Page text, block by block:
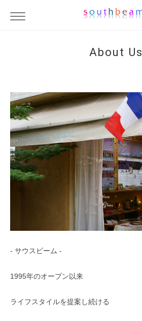
About Us
- サウスビーム -
1995年のオープン以来
ライフスタイルを提案し続ける